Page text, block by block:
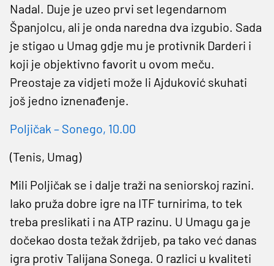
Nadal. Duje je uzeo prvi set legendarnom
Španjolcu, ali je onda naredna dva izgubio. Sada
je stigao u Umag gdje mu je protivnik Darderi i
koji je objektivno favorit u ovom meču.
Preostaje za vidjeti može li Ajduković skuhati
još jedno iznenađenje.
Poljičak – Sonego, 10.00
(Tenis, Umag)
Mili Poljičak se i dalje traži na seniorskoj razini.
Iako pruža dobre igre na ITF turnirima, to tek
treba preslikati i na ATP razinu. U Umagu ga je
dočekao dosta težak ždrijeb, pa tako već danas
igra protiv Talijana Sonega. O razlici u kvaliteti